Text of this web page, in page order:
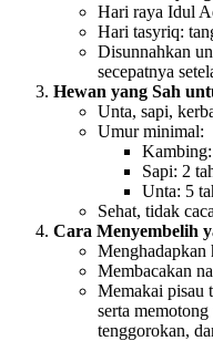
Hari raya Idul
Hari tasyriq:
Disunnahkan
secepatnya
Hewan yang Sah
Unta, sapi,
Umur minimal:
Sapi: 2
Unta: 5
Sehat, tidak
Cara Menyembelih
Menghadapkan
Membacakan
Memakai pisau
serta
tenggorokan,